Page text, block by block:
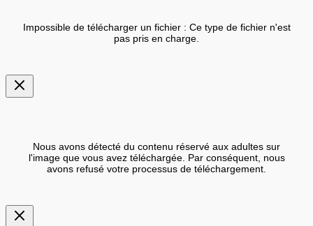
Impossible de télécharger un fichier : Ce type de fichier n'est
pas pris en charge.
Nous avons détecté du contenu réservé aux adultes sur
l'image que vous avez téléchargée. Par conséquent, nous
avons refusé votre processus de téléchargement.